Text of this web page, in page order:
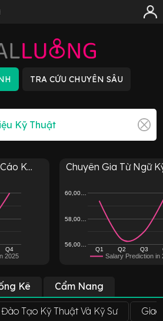
K...
2025
Q4
Chuyên Gia Từ Ngữ
Salary Prediction in
Q1 Q2 Q3
56,00…
58,00…
60,00…
Kê Cẩm Nang
Đào Tạo Kỹ Thuật Và Kỹ Sư